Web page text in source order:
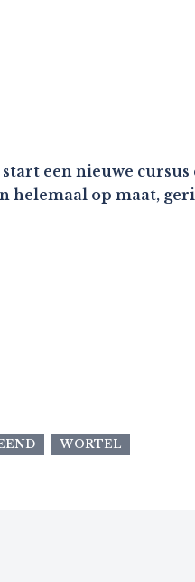
start een nieuwe
helemaal op maat,
WORTEL